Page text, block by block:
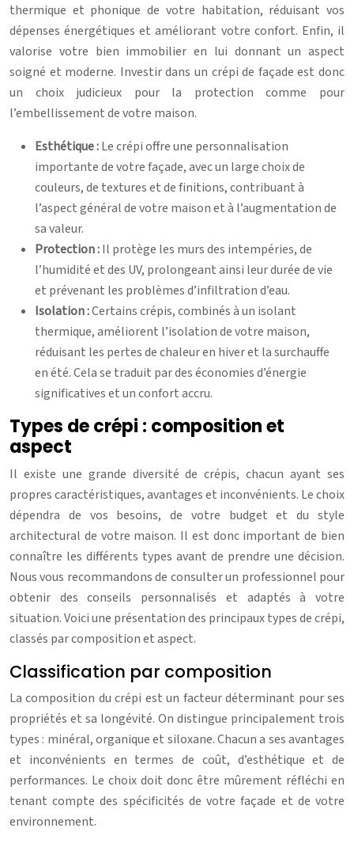
thermique et phonique de votre habitation, réduisant vos
dépenses énergétiques et améliorant votre confort. Enfin, il
valorise votre bien immobilier en lui donnant un aspect
soigné et moderne. Investir dans un crépi de façade est donc
un choix judicieux pour la protection comme pour
l’embellissement de votre maison.
Esthétique :Le crépi offre une personnalisation
importante de votre façade, avec un large choix de
couleurs, de textures et de finitions, contribuant à
l’aspect général de votre maison et à l’augmentation de
sa valeur.
Protection :Il protège les murs des intempéries, de
l’humidité et des UV, prolongeant ainsi leur durée de vie
et prévenant les problèmes d’infiltration d’eau.
Isolation :Certains crépis, combinés à un isolant
thermique, améliorent l’isolation de votre maison,
réduisant les pertes de chaleur en hiver et la surchauffe
en été. Cela se traduit par des économies d’énergie
significatives et un confort accru.
Types de crépi : composition et
aspect
Il existe une grande diversité de crépis, chacun ayant ses
propres caractéristiques, avantages et inconvénients. Le choix
dépendra de vos besoins, de votre budget et du style
architectural de votre maison. Il est donc important de bien
connaître les différents types avant de prendre une décision.
Nous vous recommandons de consulter un professionnel pour
obtenir des conseils personnalisés et adaptés à votre
situation. Voici une présentation des principaux types de crépi,
classés par composition et aspect.
Classification par composition
La composition du crépi est un facteur déterminant pour ses
propriétés et sa longévité. On distingue principalement trois
types : minéral, organique et siloxane. Chacun a ses avantages
et inconvénients en termes de coût, d’esthétique et de
performances. Le choix doit donc être mûrement réfléchi en
tenant compte des spécificités de votre façade et de votre
environnement.